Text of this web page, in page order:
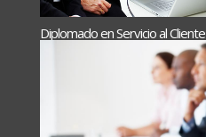
Diplomado en Servicio al Cliente